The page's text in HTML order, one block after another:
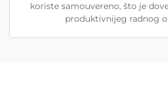
koriste samouvereno, što je
produktivnijeg radnog